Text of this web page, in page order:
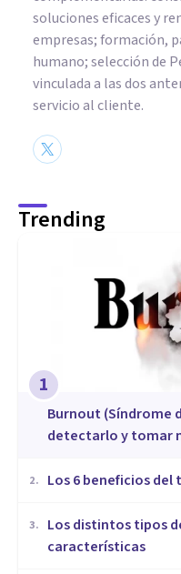
soluciones eficaces y
empresas; formación,
humano; selección de
vinculada a las dos
servicio al cliente.
Trending
1
Burnout (Síndrome
detectarlo y tomar
2. ​Los 6 beneficios
3.
​Los distintos tipos
características